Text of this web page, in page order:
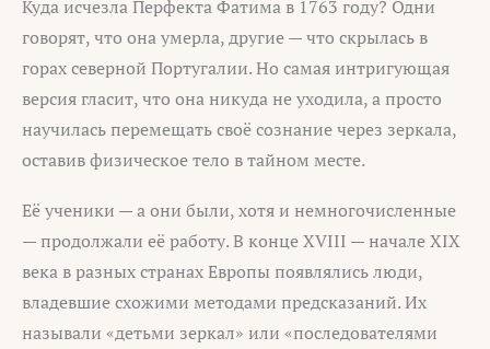
Куда исчезла Перфекта Фатима в 1763 году? Одни
говорят, что она умерла, другие — что скрылась в
горах северной Португалии. Но самая интригующая
версия гласит, что она никуда не уходила, а просто
научилась перемещать своё сознание через зеркала,
оставив физическое тело в тайном месте.
Её ученики — а они были, хотя и немногочисленные
— продолжали её работу. В конце XVIII — начале XIX
века в разных странах Европы появлялись люди,
владевшие схожими методами предсказаний. Их
называли «детьми зеркал» или «последователями